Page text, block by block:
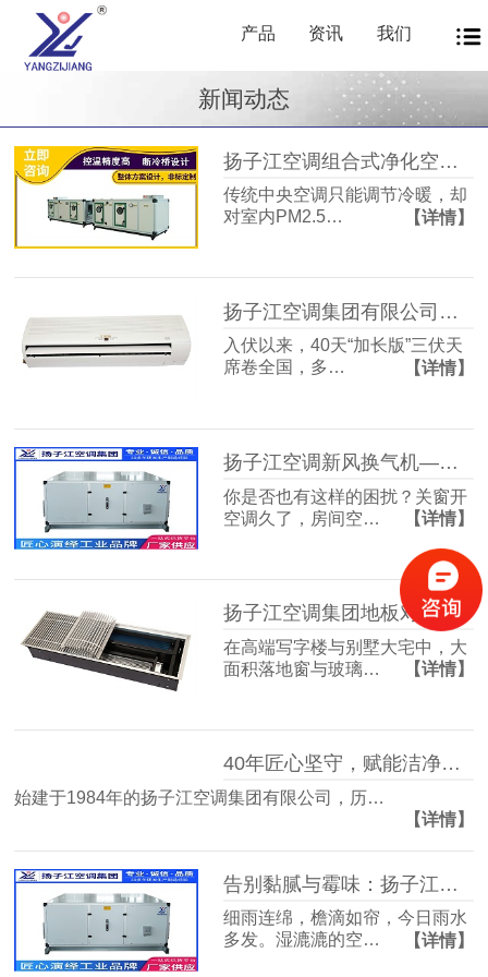
产品 资讯 我们
新闻动态
扬子江空调组合式净化空调箱风机盘管中央新风系统——让每一次呼吸都成为健康投资
传统中央空调只能调节冷暖，却
对室内PM2.5…
【详情】
扬子江空调集团有限公司商用暖通源头厂家，40年匠心护航从容度伏
入伏以来，40天“加长版”三伏天
席卷全国，多…
【详情】
扬子江空调新风换气机——告别室内空气闷浊，畅享洁净富氧新生活
你是否也有这样的困扰？关窗开
空调久了，房间空…
【详情】
扬子江空调集团地板对流器：破解冬冷夏热难题，打造四季如春的舒适空间
在高端写字楼与别墅大宅中，大
面积落地窗与玻璃…
【详情】
40年匠心坚守，赋能洁净空气未来
始建于1984年的扬子江空调集团有限公司，历…
【详情】
告别黏腻与霉味：扬子江空调的梅雨季舒适生活指南
细雨连绵，檐滴如帘，今日雨水
多发。湿漉漉的空…
【详情】